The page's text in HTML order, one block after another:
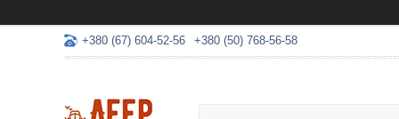
+380 (67) 604-52-56 +380 (50) 768-56-58